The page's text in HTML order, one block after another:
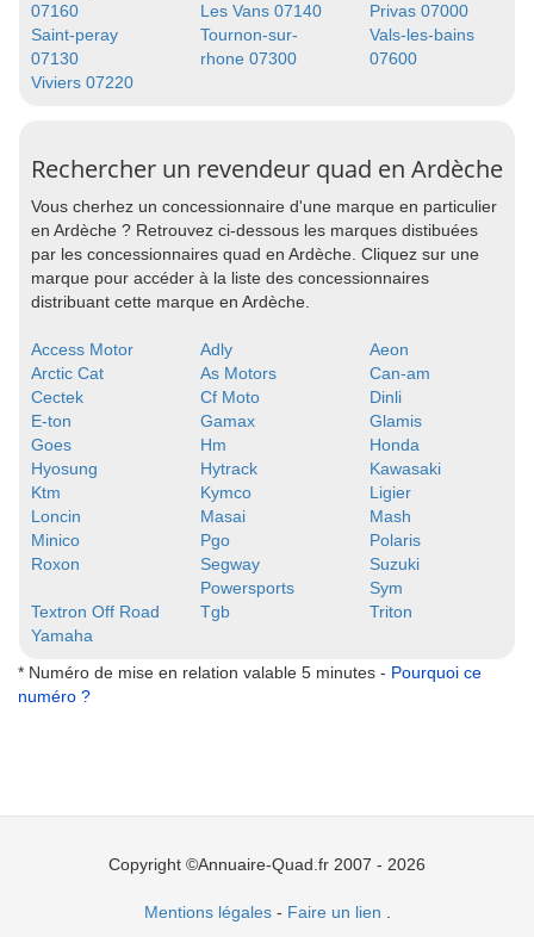
07160
Les Vans 07140
Privas 07000
Saint-peray
07130
Tournon-sur-
rhone 07300
Vals-les-bains
07600
Viviers 07220
Rechercher un revendeur quad en Ardèche
Vous cherhez un concessionnaire d'une marque en particulier
en Ardèche ? Retrouvez ci-dessous les marques distibuées
par les concessionnaires quad en Ardèche. Cliquez sur une
marque pour accéder à la liste des concessionnaires
distribuant cette marque en Ardèche.
Access Motor Adly
Aeon
Arctic Cat
As Motors
Can-am
Cectek
Cf Moto
Dinli
E-ton
Gamax
Glamis
Goes
Hm
Honda
Hyosung
Hytrack
Kawasaki
Ktm
Kymco
Ligier
Loncin
Masai
Mash
Minico
Pgo
Polaris
Roxon
Segway
Powersports
Suzuki
Sym
Textron Off Road
Tgb
Triton
Yamaha
* Numéro de mise en relation valable 5 minutes - Pourquoi ce
numéro ?
Copyright ©Annuaire-Quad.fr 2007 - 2026
Mentions légales- Faire un lien